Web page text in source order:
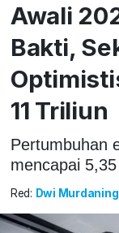
Awali
Bakti,
11 Triliun
Pertumbuhan
mencapai
Red: Dwi